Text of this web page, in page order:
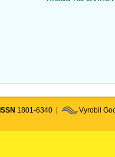
ISSN 1801-6340 | Vyrobil